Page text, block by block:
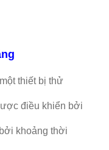
thiết bị thử
điều khiển bởi
khoảng thời